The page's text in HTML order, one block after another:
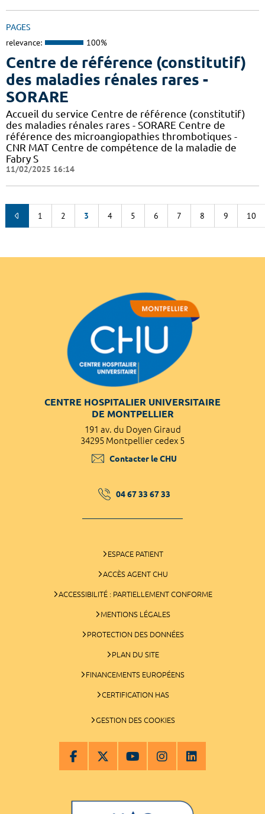
PAGES
relevance: 100%
Centre de référence (constitutif)
des maladies rénales rares -
SORARE
Accueil du service Centre de référence (constitutif)
des maladies rénales rares - SORARE Centre de
référence des microangiopathies thrombotiques -
CNR MAT Centre de compétence de la maladie de
Fabry S
11/02/2025 16:14
1 2 3 4 5 6 7 8 9 10
CENTRE HOSPITALIER UNIVERSITAIRE
DE MONTPELLIER
191 av. du Doyen Giraud
34295 Montpellier cedex 5
Contacter le CHU
04 67 33 67 33
ESPACE PATIENT
ACCÈS AGENT CHU
ACCESSIBILITÉ : PARTIELLEMENT CONFORME
MENTIONS LÉGALES
PROTECTION DES DONNÉES
PLAN DU SITE
FINANCEMENTS EUROPÉENS
CERTIFICATION HAS
GESTION DES COOKIES